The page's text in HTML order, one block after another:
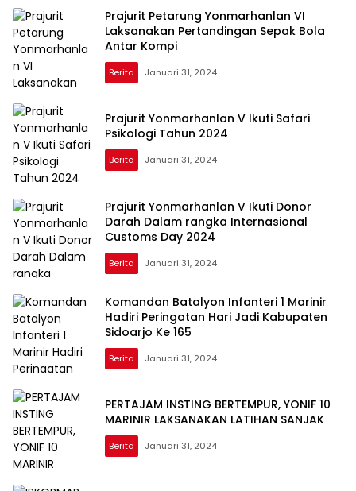
Prajurit Petarung Yonmarhanlan VI
Laksanakan Pertandingan Sepak Bola
Antar Kompi
Berita Januari 31, 2024
Prajurit Yonmarhanlan V Ikuti Safari
Psikologi Tahun 2024
Berita Januari 31, 2024
Prajurit Yonmarhanlan V Ikuti Donor
Darah Dalam rangka Internasional
Customs Day 2024
Berita Januari 31, 2024
Komandan Batalyon Infanteri 1 Marinir
Hadiri Peringatan Hari Jadi Kabupaten
Sidoarjo Ke 165
Berita Januari 31, 2024
PERTAJAM INSTING BERTEMPUR, YONIF 10
MARINIR LAKSANAKAN LATIHAN SANJAK
Berita Januari 31, 2024